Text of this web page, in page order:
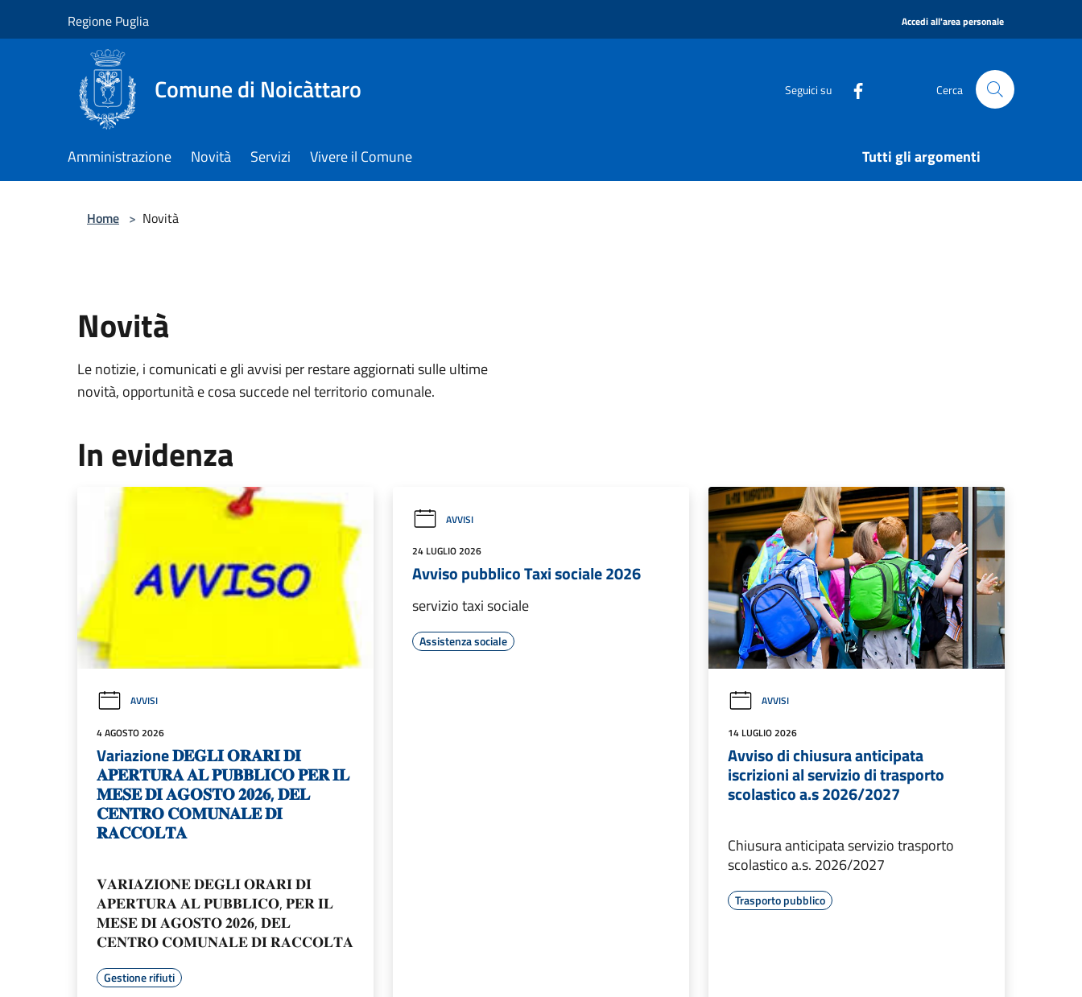
Regione Puglia Accedi all'area personale
Comune di Noicàttaro Seguici su Cerca
Amministrazione Novità Servizi Vivere il Comune Tutti gli argomenti
Home > Novità
Novità
Le notizie, i comunicati e gli avvisi per restare aggiornati sulle ultime
novità, opportunità e cosa succede nel territorio comunale.
In evidenza
AVVISI
4 AGOSTO 2026
Variazione 𝐃𝐄𝐆𝐋𝐈 𝐎𝐑𝐀𝐑𝐈 𝐃𝐈
𝐀𝐏𝐄𝐑𝐓𝐔𝐑𝐀 𝐀𝐋 𝐏𝐔𝐁𝐁𝐋𝐈𝐂𝐎 𝐏𝐄𝐑 𝐈𝐋
𝐌𝐄𝐒𝐄 𝐃𝐈 𝐀𝐆𝐎𝐒𝐓𝐎 𝟐𝟎𝟐𝟔, 𝐃𝐄𝐋
𝐂𝐄𝐍𝐓𝐑𝐎 𝐂𝐎𝐌𝐔𝐍𝐀𝐋𝐄 𝐃𝐈
𝐑𝐀𝐂𝐂𝐎𝐋𝐓𝐀
𝐕𝐀𝐑𝐈𝐀𝐙𝐈𝐎𝐍𝐄 𝐃𝐄𝐆𝐋𝐈 𝐎𝐑𝐀𝐑𝐈 𝐃𝐈
𝐀𝐏𝐄𝐑𝐓𝐔𝐑𝐀 𝐀𝐋 𝐏𝐔𝐁𝐁𝐋𝐈𝐂𝐎, 𝐏𝐄𝐑 𝐈𝐋
𝐌𝐄𝐒𝐄 𝐃𝐈 𝐀𝐆𝐎𝐒𝐓𝐎 𝟐𝟎𝟐𝟔, 𝐃𝐄𝐋
𝐂𝐄𝐍𝐓𝐑𝐎 𝐂𝐎𝐌𝐔𝐍𝐀𝐋𝐄 𝐃𝐈 𝐑𝐀𝐂𝐂𝐎𝐋𝐓𝐀
Gestione rifiuti
AVVISI
24 LUGLIO 2026
Avviso pubblico Taxi sociale 2026
servizio taxi sociale
Assistenza sociale
AVVISI
14 LUGLIO 2026
Avviso di chiusura anticipata
iscrizioni al servizio di trasporto
scolastico a.s 2026/2027
Chiusura anticipata servizio trasporto
scolastico a.s. 2026/2027
Trasporto pubblico